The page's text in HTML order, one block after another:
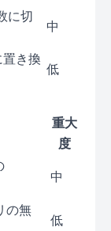
に切
中
置き換
低
重大
度
中
の無
低